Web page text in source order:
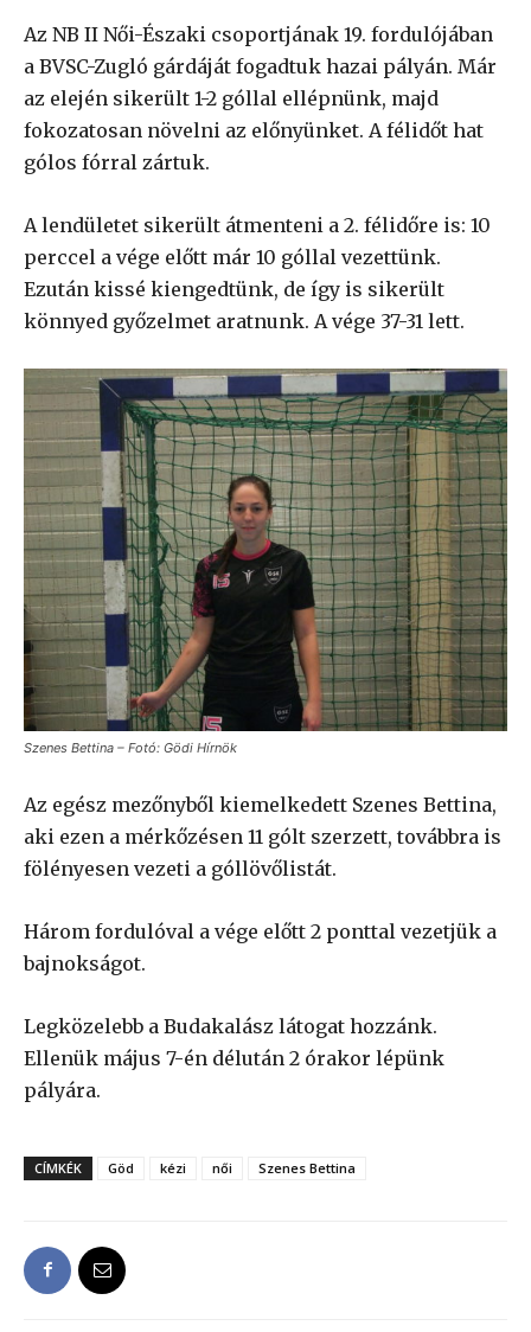
Az NB II Női-Északi csoportjának 19. fordulójában
a BVSC-Zugló gárdáját fogadtuk hazai pályán. Már
az elején sikerült 1-2 góllal ellépnünk, majd
fokozatosan növelni az előnyünket. A félidőt hat
gólos fórral zártuk.
A lendületet sikerült átmenteni a 2. félidőre is: 10
perccel a vége előtt már 10 góllal vezettünk.
Ezután kissé kiengedtünk, de így is sikerült
könnyed győzelmet aratnunk. A vége 37-31 lett.
Szenes Bettina – Fotó: Gödi Hírnök
Az egész mezőnyből kiemelkedett Szenes Bettina,
aki ezen a mérkőzésen 11 gólt szerzett, továbbra is
fölényesen vezeti a góllövőlistát.
Három fordulóval a vége előtt 2 ponttal vezetjük a
bajnokságot.
Legközelebb a Budakalász látogat hozzánk.
Ellenük május 7-én délután 2 órakor lépünk
pályára.
CÍMKÉK Göd kézi női Szenes Bettina